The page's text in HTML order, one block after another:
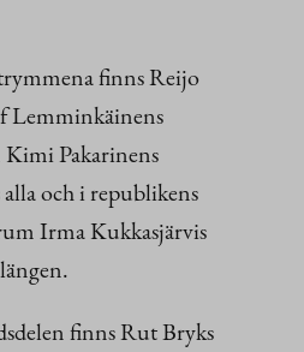
finns Reijo
Lemminkäinens
Pakarinens
och i republikens
Irma Kukkasjärvis
finns Rut Bryks